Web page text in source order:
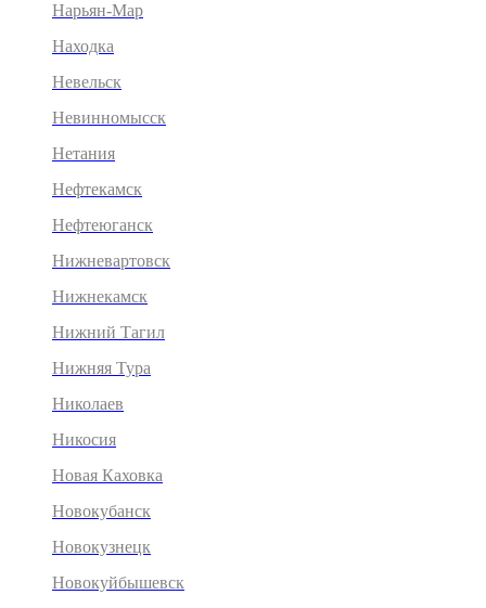
Нарьян-Мар
Находка
Невельск
Невинномысск
Нетания
Нефтекамск
Нефтеюганск
Нижневартовск
Нижнекамск
Нижний Тагил
Нижняя Тура
Николаев
Никосия
Новая Каховка
Новокубанск
Новокузнецк
Новокуйбышевск